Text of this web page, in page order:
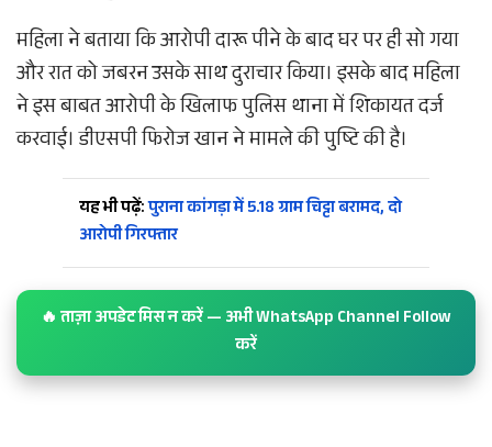
महिला ने बताया कि आरोपी दारू पीने के बाद घर पर ही सो गया
और रात को जबरन उसके साथ दुराचार किया। इसके बाद महिला
ने इस बाबत आरोपी के खिलाफ पुलिस थाना में शिकायत दर्ज
करवाई। डीएसपी फिरोज खान ने मामले की पुष्टि की है।
यह भी पढ़ें:पुराना कांगड़ा में 5.18 ग्राम चिट्टा बरामद, दो
आरोपी गिरफ्तार
🔥 ताज़ा अपडेट मिस न करें — अभी WhatsApp Channel Follow
करें